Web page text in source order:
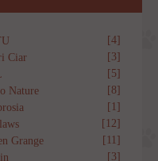
[4]
Ciar
[3]
[5]
Nature
[8]
[1]
[12]
Grange
[11]
[3]